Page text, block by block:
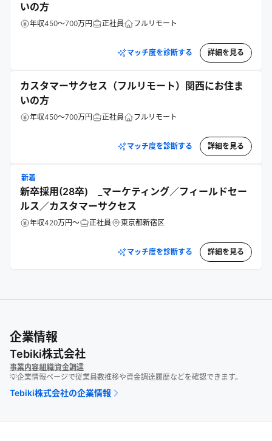
いの方
年収450～700万円 正社員 フルリモート
マッチ度を診断する 詳細を見る
カスタマーサクセス（フルリモート）関西にお住ま
いの方
年収450～700万円 正社員 フルリモート
マッチ度を診断する 詳細を見る
新着
新卒採用(28卒) _マーケティング／フィールドセー
ルス／カスタマーサクセス
年収420万円～ 正社員 東京都新宿区
マッチ度を診断する 詳細を見る
企業情報
Tebiki株式会社
事業内容組織資金調達
💡企業情報ページで従業員数推移や資金調達履歴などを確認できます。
Tebiki株式会社の企業情報